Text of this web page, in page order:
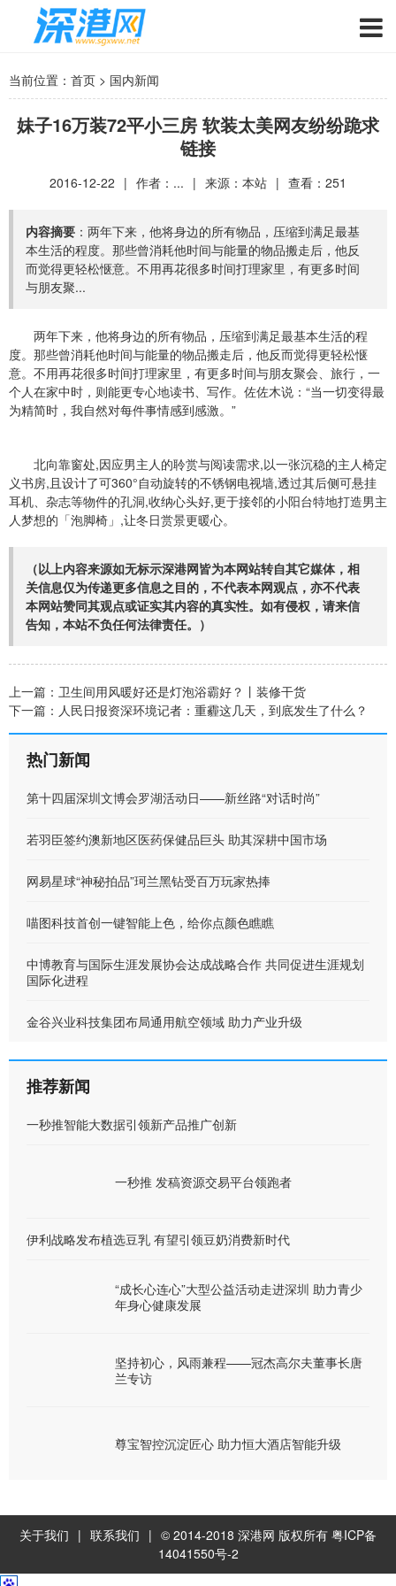
当前位置： 首页 > 国内新闻
妹子16万装72平小三房 软装太美网友纷纷跪求
链接
2016-12-22 | 作者：... | 来源：本站 | 查看： 251
内容摘要 ：两年下来，他将身边的所有物品，压缩到满足最基
本生活的程度。那些曾消耗他时间与能量的物品搬走后，他反
而觉得更轻松惬意。不用再花很多时间打理家里，有更多时间
与朋友聚...
两年下来，他将身边的所有物品，压缩到满足最基本生活的程
度。那些曾消耗他时间与能量的物品搬走后，他反而觉得更轻松惬
意。不用再花很多时间打理家里，有更多时间与朋友聚会、旅行，一
个人在家中时，则能更专心地读书、写作。佐佐木说：“当一切变得最
为精简时，我自然对每件事情感到感激。”
北向靠窗处,因应男主人的聆赏与阅读需求,以一张沉稳的主人椅定
义书房,且设计了可360°自动旋转的不锈钢电视墙,透过其后侧可悬挂
耳机、杂志等物件的孔洞,收纳心头好,更于接邻的小阳台特地打造男主
人梦想的「泡脚椅」,让冬日赏景更暖心。
（以上内容来源如无标示深港网皆为本网站转自其它媒体，相
关信息仅为传递更多信息之目的，不代表本网观点，亦不代表
本网站赞同其观点或证实其内容的真实性。如有侵权，请来信
告知，本站不负任何法律责任。）
上一篇： 卫生间用风暖好还是灯泡浴霸好？丨装修干货
下一篇： 人民日报资深环境记者：重霾这几天，到底发生了什么？
热门新闻
第十四届深圳文博会罗湖活动日——新丝路“对话时尚”
若羽臣签约澳新地区医药保健品巨头 助其深耕中国市场
网易星球“神秘拍品”珂兰黑钻受百万玩家热捧
喵图科技首创一键智能上色，给你点颜色瞧瞧
中博教育与国际生涯发展协会达成战略合作 共同促进生涯规划
国际化进程
金谷兴业科技集团布局通用航空领域 助力产业升级
推荐新闻
一秒推智能大数据引领新产品推广创新
一秒推 发稿资源交易平台领跑者
伊利战略发布植选豆乳 有望引领豆奶消费新时代
“成长心连心”大型公益活动走进深圳 助力青少
年身心健康发展
坚持初心，风雨兼程——冠杰高尔夫董事长唐
兰专访
尊宝智控沉淀匠心 助力恒大酒店智能升级
关于我们 | 联系我们 | © 2014-2018 深港网 版权所有 粤ICP备
14041550号-2